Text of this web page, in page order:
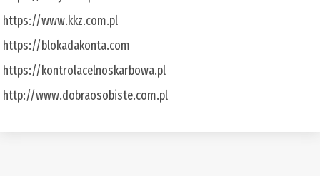
https://www.kkz.com.pl
https://blokadakonta.com
https://kontrolacelnoskarbowa.pl
http://www.dobraosobiste.com.pl